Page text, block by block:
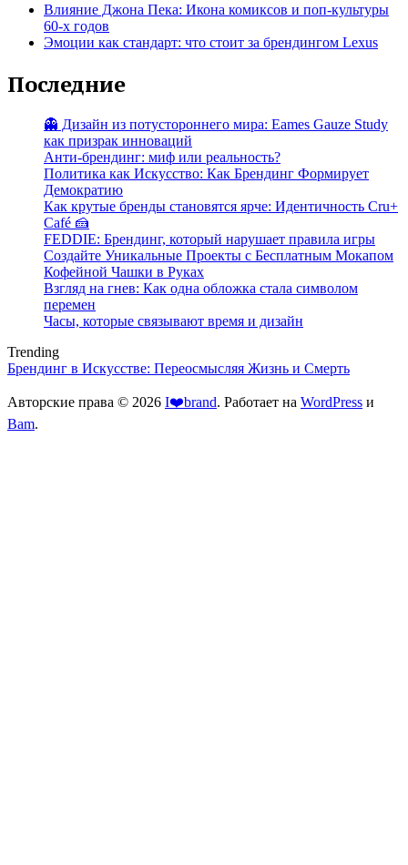
Влияние Джона Пека: Икона комиксов и поп-культуры
60-х годов
Эмоции как стандарт: что стоит за брендингом Lexus
Последние
👻 Дизайн из потустороннего мира: Eames Gauze Study
как призрак инноваций
Анти-брендинг: миф или реальность?
Политика как Искусство: Как Брендинг Формирует
Демократию
Как крутые бренды становятся ярче: Идентичность Cru+
Café 🍰
FEDDIE: Брендинг, который нарушает правила игры
Создайте Уникальные Проекты с Бесплатным Мокапом
Кофейной Чашки в Руках
Взгляд на гнев: Как одна обложка стала символом
перемен
Часы, которые связывают время и дизайн
Trending
Брендинг в Искусстве: Переосмысляя Жизнь и Смерть
Авторские права © 2026 I❤️brand. Работает на WordPress и
Bam.